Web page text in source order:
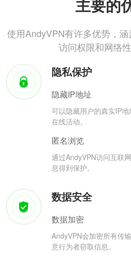
主要的
使用AndyVPN有许多优势，涵
访问权限和网络
隐私保护
隐藏IP地址
可以隐藏用户的真实IP
在线活动。
匿名浏览
通过AndyVPN访问互联
息得到保护。
数据安全
数据加密
AndyVPN会加密所有传
意行为者窃取信息。